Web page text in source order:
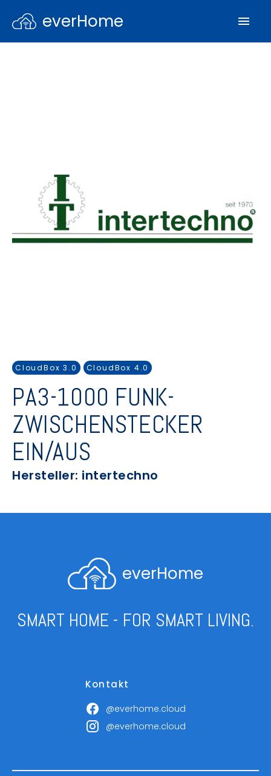
everHome
CloudBox 3.0 CloudBox 4.0
PA3-1000 FUNK-
ZWISCHENSTECKER
EIN/AUS
Hersteller: intertechno
everHome
SMART HOME - FOR SMART LIVING.
Kontakt
@everhome.cloud
@everhome.cloud